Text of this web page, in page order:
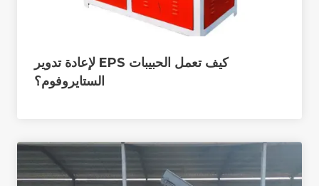
كيف تعمل الحبيبات EPS لإعادة تدوير
الستايروفوم؟